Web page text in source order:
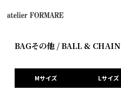
BAGその他 / BALL & CHAIN
Mサイズ Lサイズ